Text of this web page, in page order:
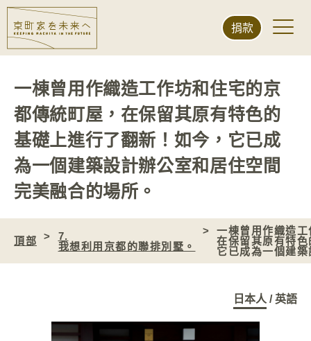
捐款
一棟曾用作織造工作坊和住宅的京
都傳統町屋，在保留其原有特色的
基礎上進行了翻新！如今，它已成
為一個建築設計辦公室和居住空間
完美融合的場所。
頂部
7.
我想利用京都的聯排別墅。
一棟曾用作織造
在保留其原有特
它已成為一個建
日本人 /英語